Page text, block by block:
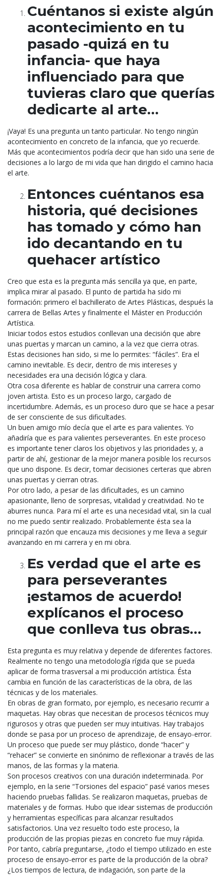
Cuéntanos si existe algún
acontecimiento en tu
pasado -quizá en tu
infancia- que haya
influenciado para que
tuvieras claro que querías
dedicarte al arte…
¡Vaya! Es una pregunta un tanto particular. No tengo ningún
acontecimiento en concreto de la infancia, que yo recuerde.
Más que acontecimientos podría decir que han sido una serie de
decisiones a lo largo de mi vida que han dirigido el camino hacia
el arte.
Entonces cuéntanos esa
historia, qué decisiones
has tomado y cómo han
ido decantando en tu
quehacer artístico
Creo que esta es la pregunta más sencilla ya que, en parte,
implica mirar al pasado. El punto de partida ha sido mi
formación: primero el bachillerato de Artes Plásticas, después la
carrera de Bellas Artes y finalmente el Máster en Producción
Artística.
Iniciar todos estos estudios conllevan una decisión que abre
unas puertas y marcan un camino, a la vez que cierra otras.
Estas decisiones han sido, si me lo permites: “fáciles”. Era el
camino inevitable. Es decir, dentro de mis intereses y
necesidades era una decisión lógica y clara.
Otra cosa diferente es hablar de construir una carrera como
joven artista. Esto es un proceso largo, cargado de
incertidumbre. Además, es un proceso duro que se hace a pesar
de ser consciente de sus dificultades.
Un buen amigo mío decía que el arte es para valientes. Yo
añadiría que es para valientes perseverantes. En este proceso
es importante tener claros los objetivos y las prioridades y, a
partir de ahí, gestionar de la mejor manera posible los recursos
que uno dispone. Es decir, tomar decisiones certeras que abren
unas puertas y cierran otras.
Por otro lado, a pesar de las dificultades, es un camino
apasionante, lleno de sorpresas, vitalidad y creatividad. No te
aburres nunca. Para mí el arte es una necesidad vital, sin la cual
no me puedo sentir realizado. Probablemente ésta sea la
principal razón que encauza mis decisiones y me lleva a seguir
avanzando en mi carrera y en mi obra.
Es verdad que el arte es
para perseverantes
¡estamos de acuerdo!
explícanos el proceso
que conlleva tus obras…
Esta pregunta es muy relativa y depende de diferentes factores.
Realmente no tengo una metodología rígida que se pueda
aplicar de forma trasversal a mi producción artística. Ésta
cambia en función de las características de la obra, de las
técnicas y de los materiales.
En obras de gran formato, por ejemplo, es necesario recurrir a
maquetas. Hay obras que necesitan de procesos técnicos muy
rigurosos y otras que pueden ser muy intuitivas. Hay trabajos
donde se pasa por un proceso de aprendizaje, de ensayo-error.
Un proceso que puede ser muy plástico, donde “hacer” y
“rehacer” se convierte en sinónimo de reflexionar a través de las
manos, de las formas y la materia.
Son procesos creativos con una duración indeterminada. Por
ejemplo, en la serie “Torsiones del espacio” pasé varios meses
haciendo pruebas fallidas. Se realizaron maquetas, pruebas de
materiales y de formas. Hubo que idear sistemas de producción
y herramientas específicas para alcanzar resultados
satisfactorios. Una vez resuelto todo este proceso, la
producción de las propias piezas en concreto fue muy rápida.
Por tanto, cabría preguntarse, ¿todo el tiempo utilizado en este
proceso de ensayo-error es parte de la producción de la obra?
¿Los tiempos de lectura, de indagación, son parte de la